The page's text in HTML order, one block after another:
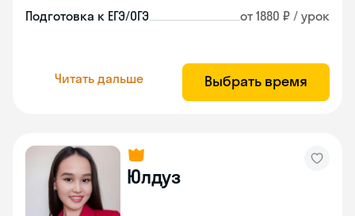
Подготовка к ЕГЭ/ОГЭ от 1880 ₽ / урок
Читать дальше Выбрать время
Юлдуз